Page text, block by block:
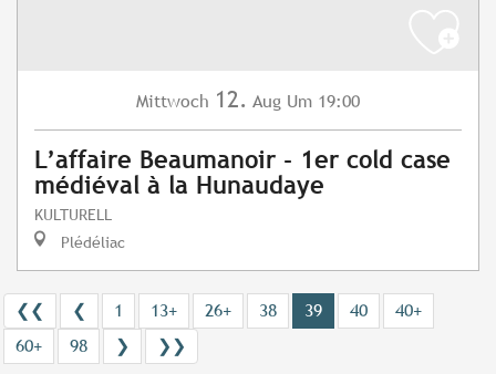
Mittwoch 12. Aug Um 19:00
L’affaire Beaumanoir - 1er cold case
médiéval à la Hunaudaye
KULTURELL
Plédéliac
❮❮ ❮ 1 13+ 26+ 38 39 40
40+
60+
98 ❯ ❯❯